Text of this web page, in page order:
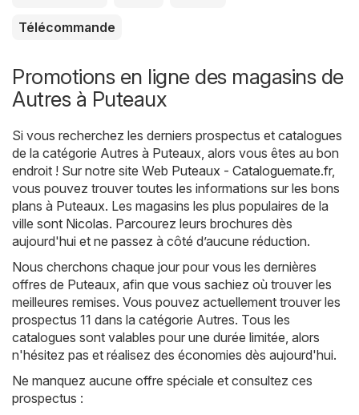
Télécommande
Promotions en ligne des magasins de
Autres à Puteaux
Si vous recherchez les derniers prospectus et catalogues
de la catégorie Autres à Puteaux, alors vous êtes au bon
endroit ! Sur notre site Web Puteaux - Cataloguemate.fr,
vous pouvez trouver toutes les informations sur les bons
plans à Puteaux. Les magasins les plus populaires de la
ville sont Nicolas. Parcourez leurs brochures dès
aujourd'hui et ne passez à côté d’aucune réduction.
Nous cherchons chaque jour pour vous les dernières
offres de Puteaux, afin que vous sachiez où trouver les
meilleures remises. Vous pouvez actuellement trouver les
prospectus 11 dans la catégorie Autres. Tous les
catalogues sont valables pour une durée limitée, alors
n'hésitez pas et réalisez des économies dès aujourd'hui.
Ne manquez aucune offre spéciale et consultez ces
prospectus :